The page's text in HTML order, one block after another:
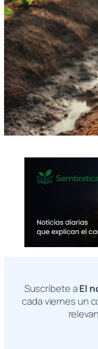
Suscríbete aEl
cada viernes un